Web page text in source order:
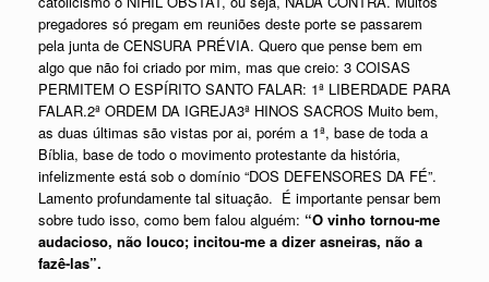
pregadores só pregam em reuniões deste porte se passarem
pela junta de CENSURA PRÉVIA. Quero que pense bem em
algo que não foi criado por mim, mas que creio: 3 COISAS
PERMITEM O ESPÍRITO SANTO FALAR: 1ª LIBERDADE PARA
FALAR.2ª ORDEM DA IGREJA3ª HINOS SACROS Muito bem,
as duas últimas são vistas por ai, porém a 1ª, base de toda a
Bíblia, base de todo o movimento protestante da história,
infelizmente está sob o domínio “DOS DEFENSORES DA FÉ”.
Lamento profundamente tal situação. É importante pensar bem
sobre tudo isso, como bem falou alguém: “O vinho tornou-me
audacioso, não louco; incitou-me a dizer asneiras, não a
fazê-las”.